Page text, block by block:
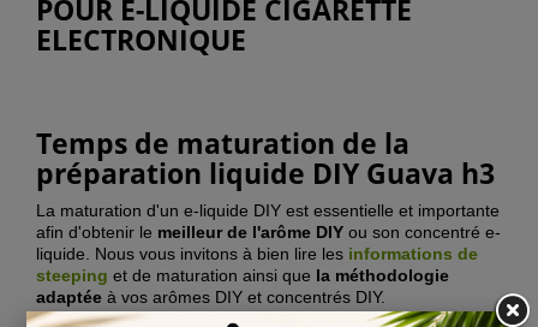
POUR E-LIQUIDE CIGARETTE
ELECTRONIQUE
Temps de maturation de la
préparation liquide DIY Guava h3
La maturation d'un e-liquide DIY est essentielle et importante
afin d'obtenir le meilleur de l'arôme DIY ou son concentré e-
liquide. Nous vous invitons à bien lire les informations de
steeping et de maturation ainsi que la méthodologie
adaptée à vos arômes DIY et concentrés DIY.